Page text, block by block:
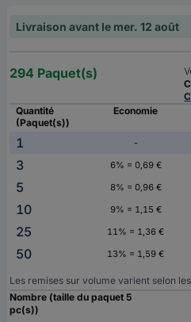
Livraison avant le mer. 12 août
294 Paquet(s)
Quantité
(Paquet(s))
Economie
1 -
3
6% = 0,69 €
5
8% = 0,96 €
10
9% = 1,15 €
25
11% = 1,36 €
50
13% = 1,59 €
Les remises sur volume varient selon
Nombre (taille du paquet 5
pc(s))